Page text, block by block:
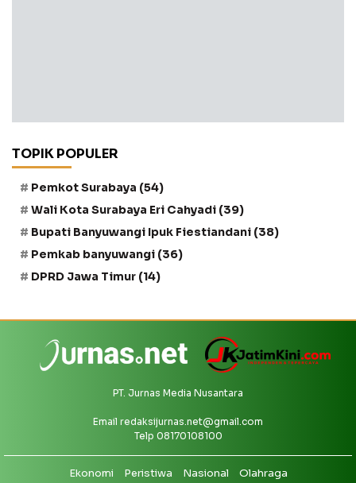
TOPIK POPULER
Pemkot Surabaya (54)
Wali Kota Surabaya Eri Cahyadi (39)
Bupati Banyuwangi Ipuk Fiestiandani (38)
Pemkab banyuwangi (36)
DPRD Jawa Timur (14)
PT. Jurnas Media Nusantara
Email redaksijurnas.net@gmail.com
Telp 08170108100
Ekonomi Peristiwa Nasional Olahraga